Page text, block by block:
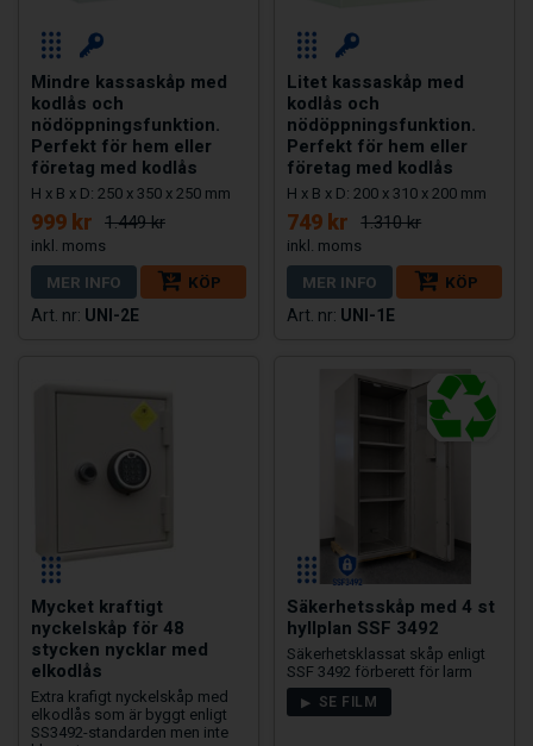
Mindre kassaskåp med
kodlås och
nödöppningsfunktion.
Perfekt för hem eller
företag med kodlås
H x B x D: 250 x 350 x 250 mm
999 kr 1.449 kr
MER INFO
KÖP
UNI-2E
Litet kassaskåp med
kodlås och
nödöppningsfunktion.
Perfekt för hem eller
företag med kodlås
H x B x D: 200 x 310 x 200 mm
749 kr 1.310 kr
MER INFO
KÖP
UNI-1E
Mycket kraftigt
nyckelskåp för 48
stycken nycklar med
elkodlås
Extra krafigt nyckelskåp med
elkodlås som är byggt enligt
SS3492-standarden men inte
Säkerhetsskåp med 4 st
hyllplan SSF 3492
Säkerhetsklassat skåp enligt
SSF 3492 förberett för larm
SE FILM